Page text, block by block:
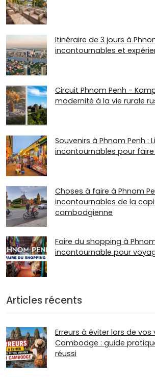
Itinéraire de 3 jours à
incontournables et
Circuit Phnom Penh -
modernité à la vie rurale
Souvenirs à Phnom Penh :
incontournables pour
Choses à faire à Phnom
incontournables de la
cambodgienne
Faire du shopping à
incontournable pour
Articles récents
Erreurs à éviter lors de
Cambodge : guide
réussi